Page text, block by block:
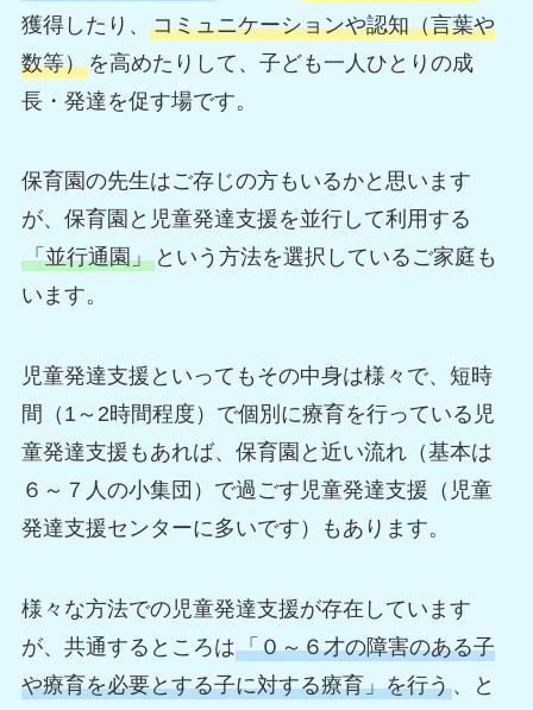
獲得したり、 コミュニケーションや認知（言葉や
数等）を高めたりして、子ども一人ひとりの成
長・発達を促す場です。
保育園の先生はご存じの方もいるかと思います
が、保育園と児童発達支援を並行して利用する
「並行通園」という方法を選択しているご家庭も
います。
児童発達支援といってもその中身は様々で、短時
間（1～2時間程度）で個別に療育を行っている児
童発達支援もあれば、保育園と近い流れ（基本は
６～７人の小集団）で過ごす児童発達支援（児童
発達支援センターに多いです）もあります。
様々な方法での児童発達支援が存在しています
が、共通するところは「０～６才の障害のある子
や療育を必要とする子に対する療育」を行う、と